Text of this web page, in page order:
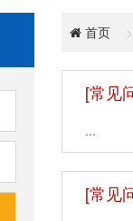
首页
[常见
...
[常见